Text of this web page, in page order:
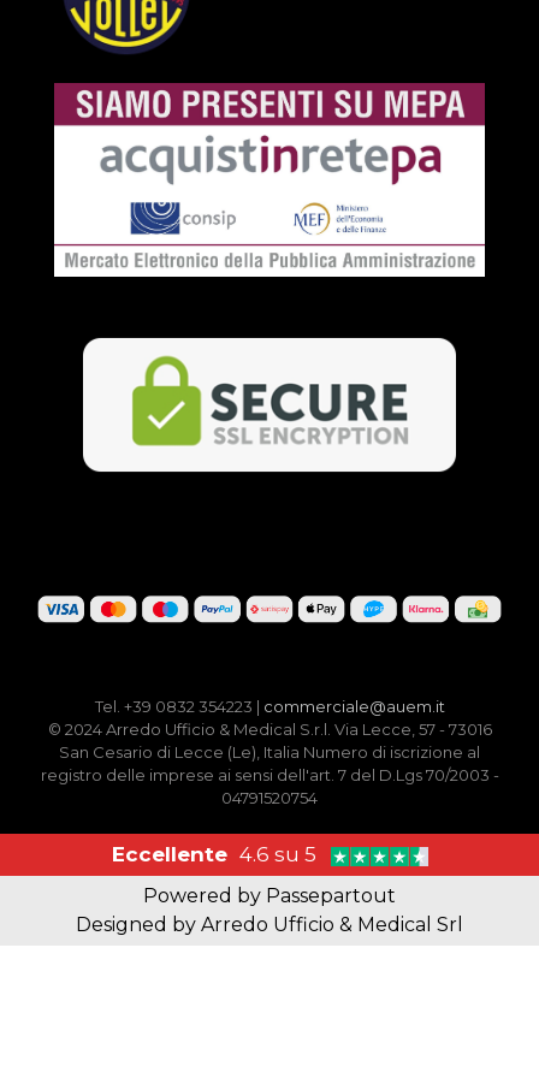
Tel. +39 0832 354223 | commerciale@auem.it
© 2024 Arredo Ufficio & Medical S.r.l. Via Lecce, 57 - 73016
San Cesario di Lecce (Le), Italia Numero di iscrizione al
registro delle imprese ai sensi dell'art. 7 del D.Lgs 70/2003 -
04791520754
Eccellente 4.6 su 5
Powered by Passepartout
Designed by Arredo Ufficio & Medical Srl